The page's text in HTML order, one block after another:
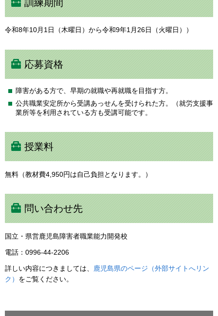
訓練期間
令和8年10月1日（木曜日）から令和9年1月26日（火曜日））
応募資格
障害がある方で、早期の就職や再就職を目指す方。
公共職業安定所から受講あっせんを受けられた方。（就労支援事
業所等を利用されている方も受講可能です。
授業料
無料（教材費4,950円は自己負担となります。）
問い合わせ先
国立・県営鹿児島障害者職業能力開発校
電話：0996-44-2206
詳しい内容につきましては、
鹿児島県のページ（外部サイトへリン
ク） をご覧ください。